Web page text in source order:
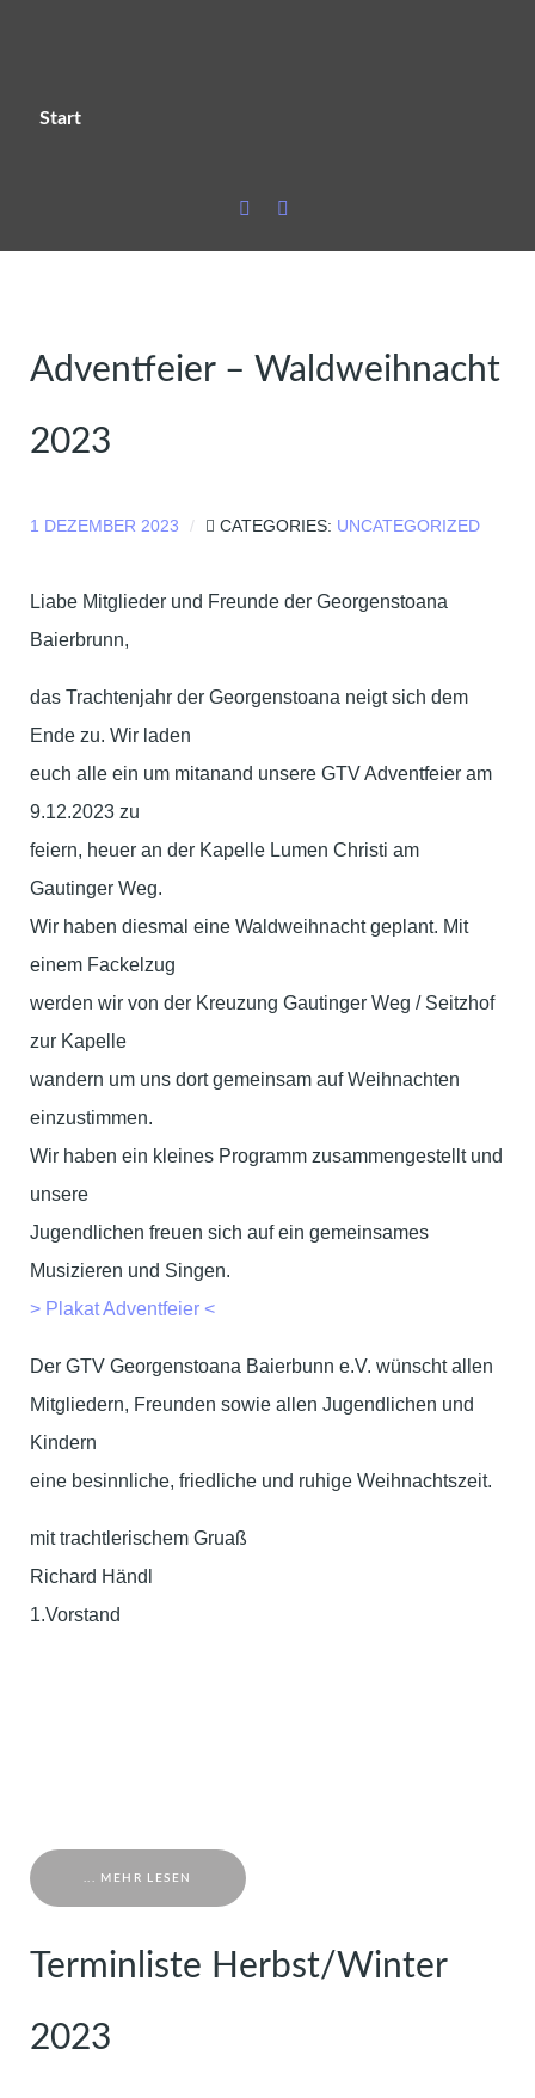
Start
Adventfeier – Waldweihnacht
2023
1 DEZEMBER 2023 CATEGORIES: UNCATEGORIZED
Liabe Mitglieder und Freunde der Georgenstoana
Baierbrunn,
das Trachtenjahr der Georgenstoana neigt sich dem
Ende zu. Wir laden
euch alle ein um mitanand unsere GTV Adventfeier am
9.12.2023 zu
feiern, heuer an der Kapelle Lumen Christi am
Gautinger Weg.
Wir haben diesmal eine Waldweihnacht geplant. Mit
einem Fackelzug
werden wir von der Kreuzung Gautinger Weg / Seitzhof
zur Kapelle
wandern um uns dort gemeinsam auf Weihnachten
einzustimmen.
Wir haben ein kleines Programm zusammengestellt und
unsere
Jugendlichen freuen sich auf ein gemeinsames
Musizieren und Singen.
> Plakat Adventfeier <
Der GTV Georgenstoana Baierbunn e.V. wünscht allen
Mitgliedern, Freunden sowie allen Jugendlichen und
Kindern
eine besinnliche, friedliche und ruhige Weihnachtszeit.
mit trachtlerischem Gruaß
Richard Händl
1.Vorstand
... MEHR LESEN
Terminliste Herbst/Winter
2023